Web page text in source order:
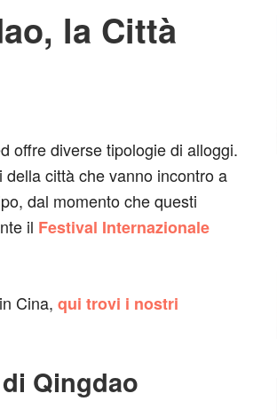
la Città
offre diverse tipologie di alloggi.
città che vanno incontro a
dal momento che questi
il Festival Internazionale
Cina, qui trovi i nostri
Qingdao